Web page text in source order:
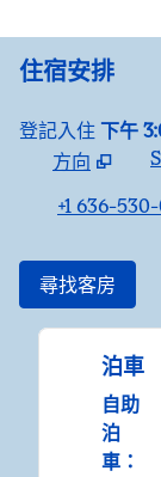
住宿安排
登記入住 下午
方向
開啟新分頁
+1 636-
尋找客房
泊車
自助
泊
車 ：